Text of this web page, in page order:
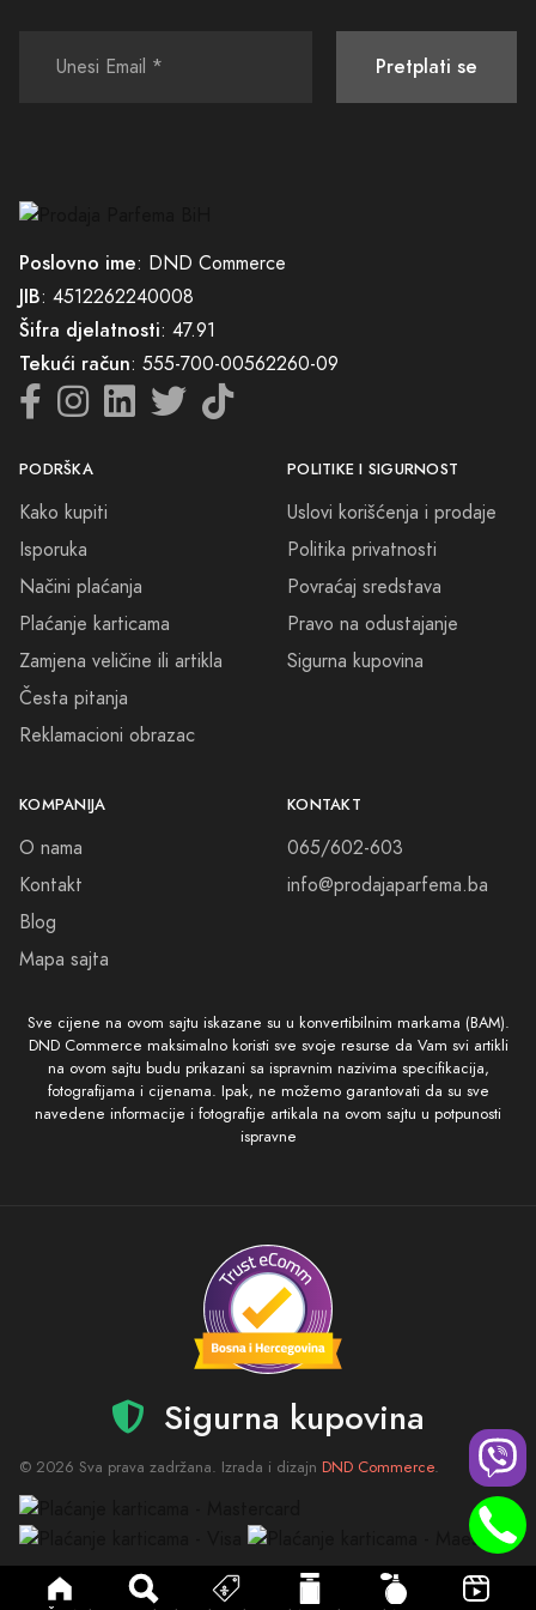
Pretplati se
Poslovno ime: DND Commerce
JIB: 4512262240008
Šifra djelatnosti: 47.91
Tekući račun: 555-700-00562260-09
PODRŠKA
Kako kupiti
Isporuka
Načini plaćanja
Plaćanje karticama
Zamjena veličine ili artikla
Česta pitanja
Reklamacioni obrazac
POLITIKE I SIGURNOST
Uslovi korišćenja i prodaje
Politika privatnosti
Povraćaj sredstava
Pravo na odustajanje
Sigurna kupovina
KOMPANIJA
O nama
Kontakt
Blog
Mapa sajta
KONTAKT
065/602-603
info@prodajaparfema.ba
Sve cijene na ovom sajtu iskazane su u konvertibilnim markama (BAM).
DND Commerce maksimalno koristi sve svoje resurse da Vam svi artikli
na ovom sajtu budu prikazani sa ispravnim nazivima specifikacija,
fotografijama i cijenama. Ipak, ne možemo garantovati da su sve
navedene informacije i fotografije artikala na ovom sajtu u potpunosti
ispravne
Sigurna kupovina
© 2026 Sva prava zadržana. Izrada i dizajn DND Commerce.